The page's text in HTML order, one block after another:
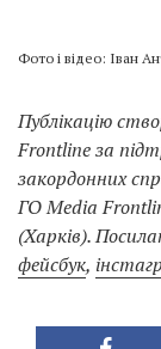
Фото і відео: Іван
Публікацію
Frontline за
закордонних
ГО Media
(Харків).
фейсбук,